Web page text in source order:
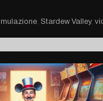
, Stardew Valley,